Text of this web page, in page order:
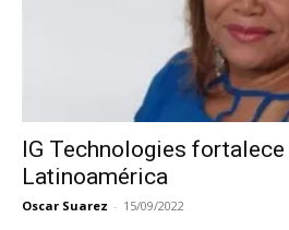
IG Technologies
Latinoamérica
Oscar Suarez - 15/09/2022